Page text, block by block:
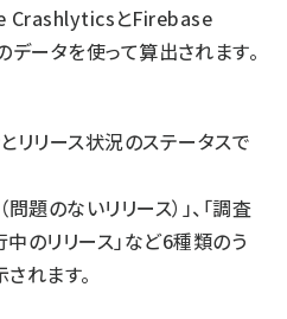
CrashlyticsとFirebase
ータを使って算出されます。
リリース状況のステータスで
題のないリリース）」、「調査
中のリリース」など6種類のう
れます。